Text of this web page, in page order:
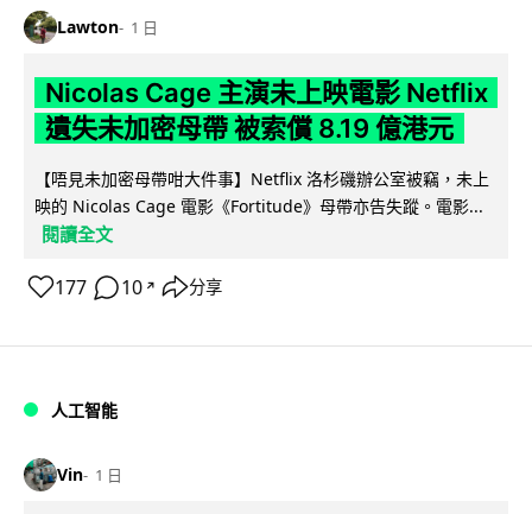
Lawton 1 日
Nicolas Cage 主演未上映電影 Netflix
遺失未加密母帶 被索償 8.19 億港元
【唔見未加密母帶咁大件事】Netflix 洛杉磯辦公室被竊，未上
映的 Nicolas Cage 電影《Fortitude》母帶亦告失蹤。電影...
閱讀全文
177 10 ↗ 分享
人工智能
Vin 1 日